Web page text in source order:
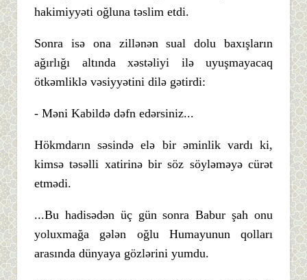
hakimiyyəti oğluna təslim etdi.
Sonra isə ona zillənən sual dolu baxışların
ağırlığı altında xəstəliyi ilə uyuşmayacaq
ötkəmliklə vəsiyyətini dilə gətirdi:
- Məni Kabildə dəfn edərsiniz...
Hökmdarın səsində elə bir əminlik vardı ki,
kimsə təsəlli xatirinə bir söz söyləməyə cürət
etmədi.
...Bu hadisədən üç gün sonra Babur şah onu
yoluxmağa gələn oğlu Humayunun qolları
arasında dünyaya gözlərini yumdu.